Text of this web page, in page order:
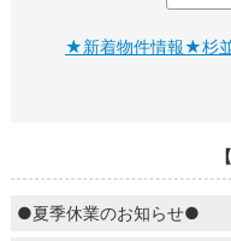
★新着物件情報★杉
●夏季休業のお知らせ●